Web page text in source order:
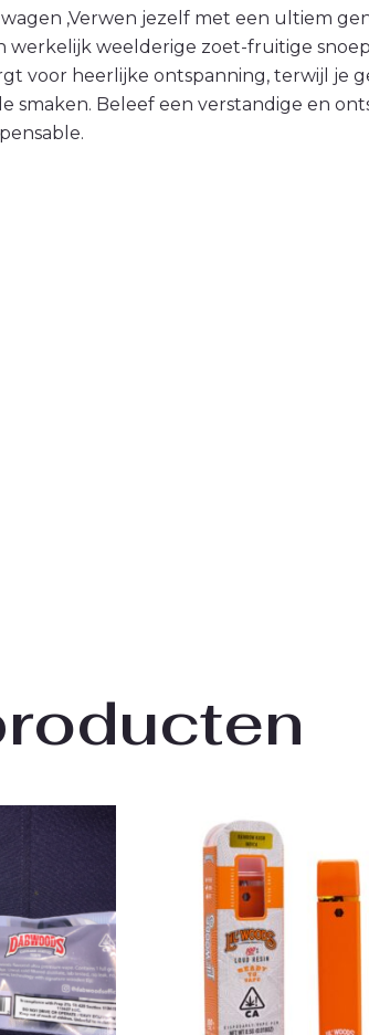
,Verwen jezelf met een ultiem
werkelijk weelderige zoet-fruitige
voor heerlijke ontspanning, terwijl
smaken. Beleef een verstandige en